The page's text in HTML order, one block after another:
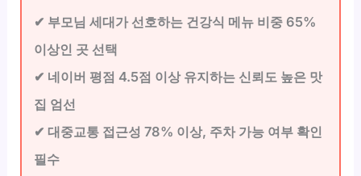
✔ 부모님 세대가 선호하는 건강식 메뉴 비중 65%
이상인 곳 선택
✔ 네이버 평점 4.5점 이상 유지하는 신뢰도 높은 맛
집 엄선
✔ 대중교통 접근성 78% 이상, 주차 가능 여부 확인
필수